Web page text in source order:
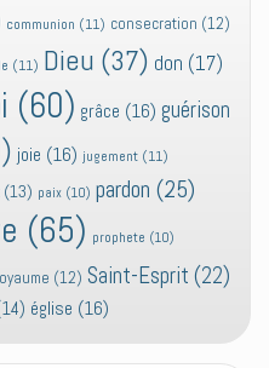
communion (11) consecration (12)
(11) Dieu (37) don (17)
(60) grâce (16) guérison
joie (16) jugement (11)
(13) paix (10) pardon (25)
(65) prophete (10)
(12) Saint-Esprit (22)
église (16)